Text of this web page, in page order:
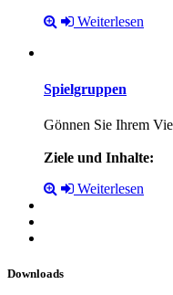
Weiterlesen
Spielgruppen
Gönnen Sie Ihrem
Ziele und Inhalte:
Weiterlesen
Downloads